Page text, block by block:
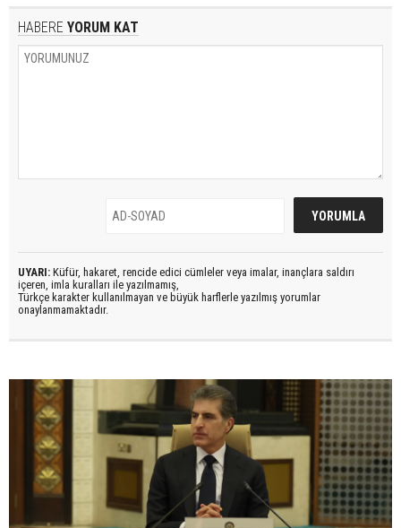
HABERE YORUM KAT
UYARI: Küfür, hakaret, rencide edici cümleler veya imalar, inançlara saldırı
içeren, imla kuralları ile yazılmamış,
Türkçe karakter kullanılmayan ve büyük harflerle yazılmış yorumlar
onaylanmamaktadır.